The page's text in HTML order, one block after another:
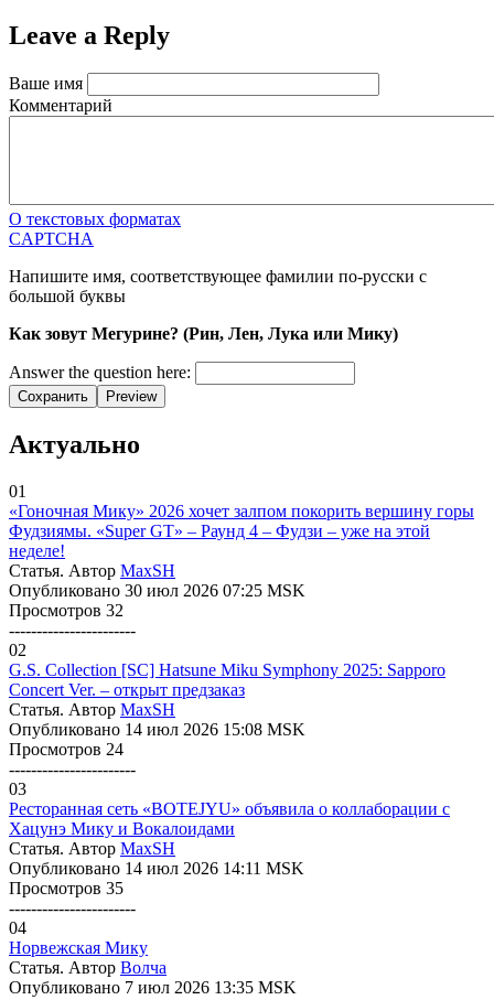
Leave a Reply
Ваше имя
Комментарий
О текстовых форматах
CAPTCHA
Напишите имя, соответствующее фамилии по-русски с
большой буквы
Как зовут Мегурине? (Рин, Лен, Лука или Мику)
Answer the question here:
Сохранить Preview
Актуально
01
«Гоночная Мику» 2026 хочет залпом покорить вершину горы
Фудзиямы. «Super GT» – Раунд 4 – Фудзи – уже на этой
неделе!
Статья. Автор MaxSH
Опубликовано 30 июл 2026 07:25 MSK
Просмотров 32
-----------------------
02
G.S. Collection [SC] Hatsune Miku Symphony 2025: Sapporo
Concert Ver. – открыт предзаказ
Статья. Автор MaxSH
Опубликовано 14 июл 2026 15:08 MSK
Просмотров 24
-----------------------
03
Ресторанная сеть «BOTEJYU» объявила о коллаборации с
Хацунэ Мику и Вокалоидами
Статья. Автор MaxSH
Опубликовано 14 июл 2026 14:11 MSK
Просмотров 35
-----------------------
04
Норвежская Мику
Статья. Автор Волчa
Опубликовано 7 июл 2026 13:35 MSK